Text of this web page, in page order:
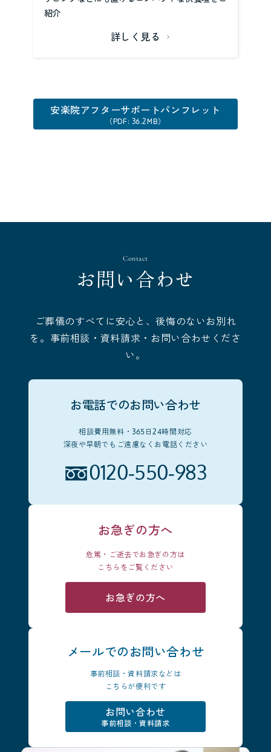
紹介
詳しく見る
安楽院アフターサポートパンフレット
（PDF: 36.2MB）
Contact
お問い合わせ
ご葬儀のすべてに安心と、後悔のないお別れ
を。事前相談・資料請求・お問い合わせくださ
い。
お電話でのお問い合わせ
相談費用無料・365日24時間対応
深夜や早朝でもご遠慮なくお電話ください
0120-550-983
お急ぎの方へ
危篤・ご逝去でお急ぎの方は
こちらをご覧ください
お急ぎの方へ
メールでのお問い合わせ
事前相談・資料請求などは
こちらが便利です
お問い合わせ
事前相談・資料請求